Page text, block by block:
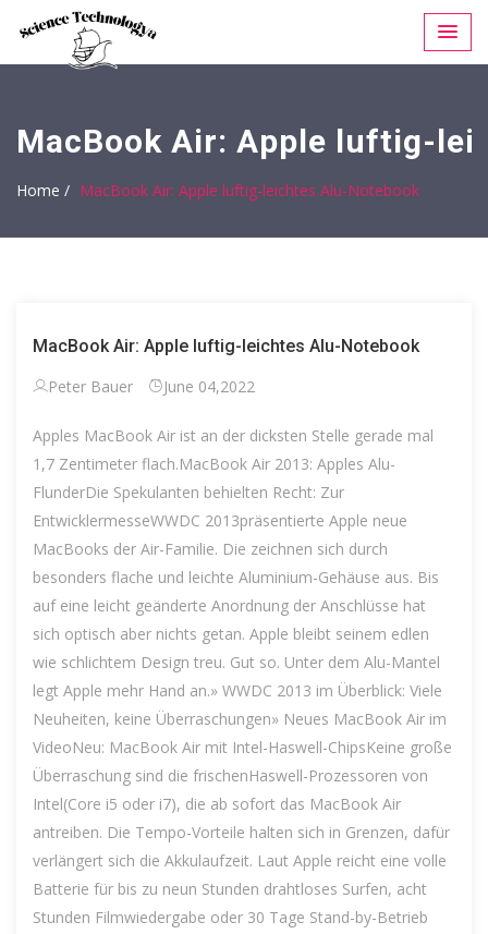
MacBook Air: Apple luftig-
Home / MacBook Air: Apple luftig-leichtes Alu-Notebook
MacBook Air: Apple luftig-leichtes Alu-Notebook
Peter Bauer
June 04,2022
Apples MacBook Air ist an der dicksten Stelle gerade mal
1,7 Zentimeter flach.MacBook Air 2013: Apples Alu-
FlunderDie Spekulanten behielten Recht: Zur
EntwicklermesseWWDC 2013präsentierte Apple neue
MacBooks der Air-Familie. Die zeichnen sich durch
besonders flache und leichte Aluminium-Gehäuse aus. Bis
auf eine leicht geänderte Anordnung der Anschlüsse hat
sich optisch aber nichts getan. Apple bleibt seinem edlen
wie schlichtem Design treu. Gut so. Unter dem Alu-Mantel
legt Apple mehr Hand an.» WWDC 2013 im Überblick: Viele
Neuheiten, keine Überraschungen» Neues MacBook Air im
VideoNeu: MacBook Air mit Intel-Haswell-ChipsKeine große
Überraschung sind die frischenHaswell-Prozessoren von
Intel(Core i5 oder i7), die ab sofort das MacBook Air
antreiben. Die Tempo-Vorteile halten sich in Grenzen, dafür
verlängert sich die Akkulaufzeit. Laut Apple reicht eine volle
Batterie für bis zu neun Stunden drahtloses Surfen, acht
Stunden Filmwiedergabe oder 30 Tage Stand-by-Betrieb